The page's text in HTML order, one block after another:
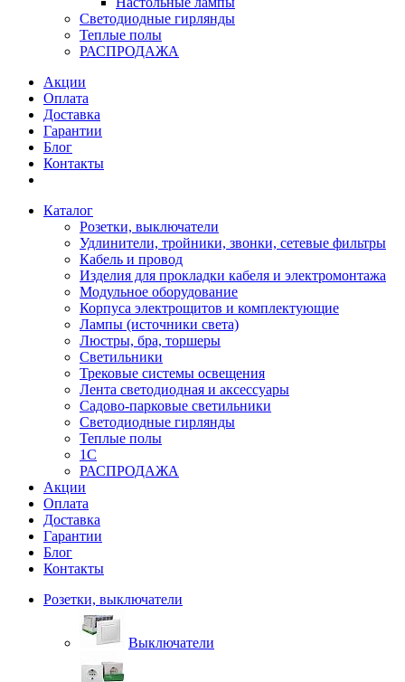
Светодиодные гирлянды
Теплые полы
РАСПРОДАЖА
Акции
Оплата
Доставка
Гарантии
Блог
Контакты
Каталог
Розетки, выключатели
Удлинители, тройники, звонки, сетевые фильтры
Кабель и провод
Изделия для прокладки кабеля и электромонтажа
Модульное оборудование
Корпуса электрощитов и комплектующие
Лампы (источники света)
Люстры, бра, торшеры
Светильники
Трековые системы освещения
Лента светодиодная и аксессуары
Садово-парковые светильники
Светодиодные гирлянды
Теплые полы
1С
РАСПРОДАЖА
Акции
Оплата
Доставка
Гарантии
Блог
Контакты
Розетки, выключатели
Выключатели